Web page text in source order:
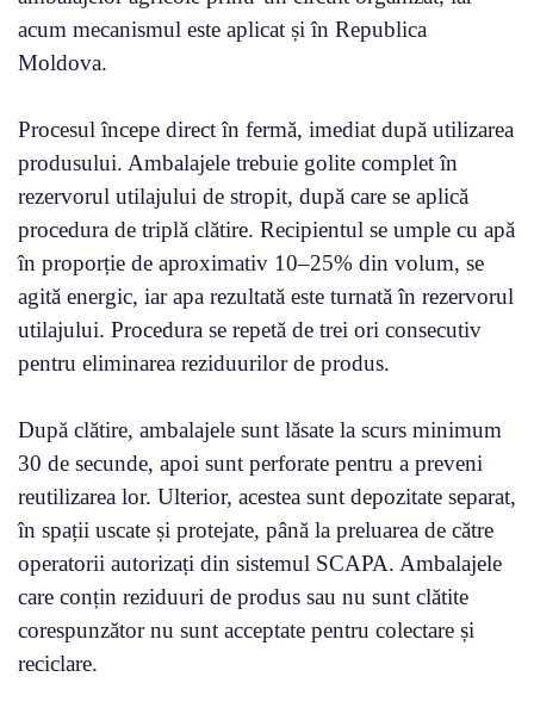
acum mecanismul este aplicat și în Republica
Moldova.
Procesul începe direct în fermă, imediat după utilizarea
produsului. Ambalajele trebuie golite complet în
rezervorul utilajului de stropit, după care se aplică
procedura de triplă clătire. Recipientul se umple cu apă
în proporție de aproximativ 10–25% din volum, se
agită energic, iar apa rezultată este turnată în rezervorul
utilajului. Procedura se repetă de trei ori consecutiv
pentru eliminarea reziduurilor de produs.
După clătire, ambalajele sunt lăsate la scurs minimum
30 de secunde, apoi sunt perforate pentru a preveni
reutilizarea lor. Ulterior, acestea sunt depozitate separat,
în spații uscate și protejate, până la preluarea de către
operatorii autorizați din sistemul SCAPA. Ambalajele
care conțin reziduuri de produs sau nu sunt clătite
corespunzător nu sunt acceptate pentru colectare și
reciclare.